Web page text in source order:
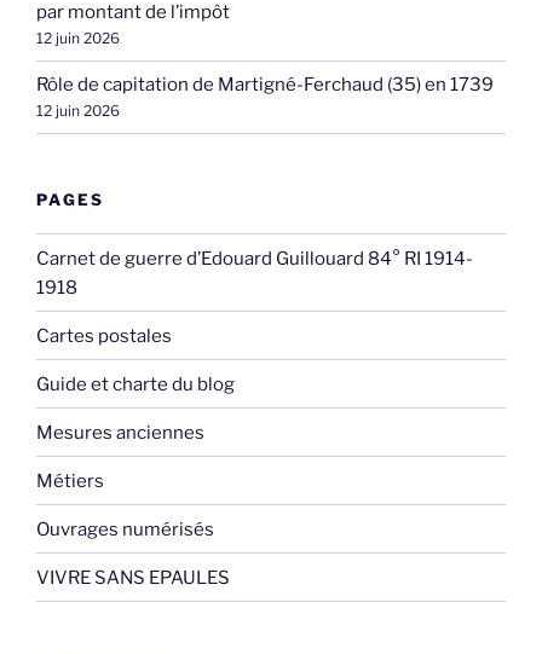
par montant de l’impôt
12 juin 2026
Rôle de capitation de Martigné-Ferchaud (35) en 1739
12 juin 2026
PAGES
Carnet de guerre d’Edouard Guillouard 84° RI 1914-
1918
Cartes postales
Guide et charte du blog
Mesures anciennes
Métiers
Ouvrages numérisés
VIVRE SANS EPAULES